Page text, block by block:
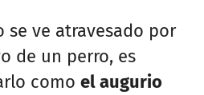
se ve atravesado por
de un perro, es
como el augurio